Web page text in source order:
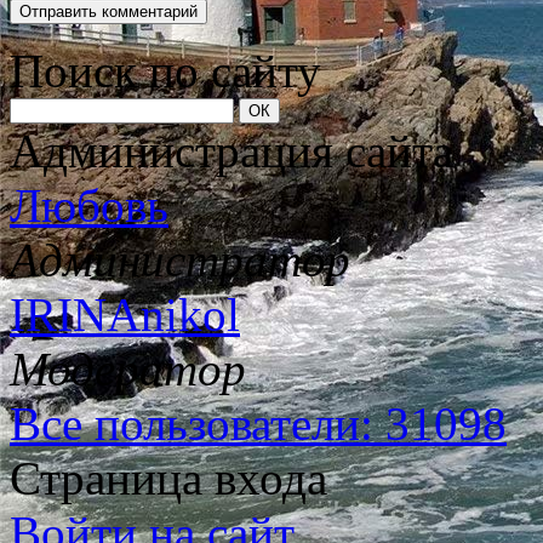
Поиск по сайту
Администрация сайта
Любовь
Администратор
IRINAnikol
Модератор
Все пользователи: 31098
Страница входа
Войти на сайт